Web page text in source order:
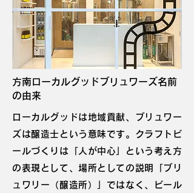
方南ローカルグッドブリュワーズ名前
の由来
ローカルグッドは地域貢献、ブリュワー
ズは醸造士という意味です。クラフトビ
ールづくりは「人が中心」という考え方
の表現として、場所としての説明「ブリ
ュワリー（醸造所）」ではなく、ビール